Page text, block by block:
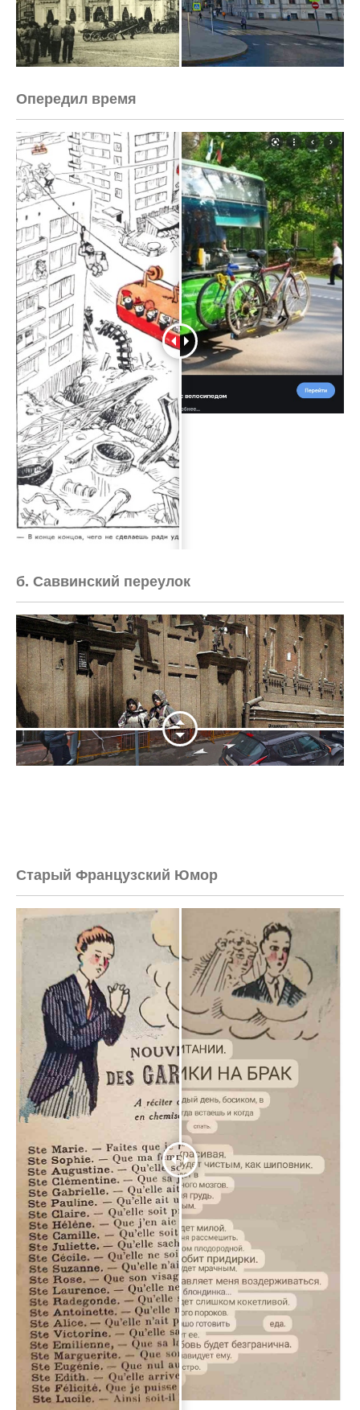
Опередил время
б. Саввинский переулок
Старый Французский Юмор